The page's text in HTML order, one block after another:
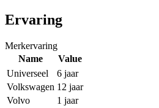
Ervaring
Merkervaring
Name
Value
Universeel
6 jaar
Volkswagen 12 jaar
Volvo
1 jaar